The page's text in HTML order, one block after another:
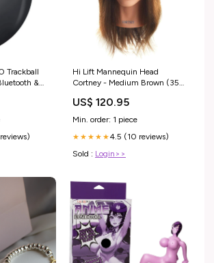
Trackball
&
Hi Lift Mannequin Head
Cortney - Medium Brown (35-
US$ 120.95
Min. order: 1 piece
★★★★★4.5 (10 reviews)
Sold : Login>>